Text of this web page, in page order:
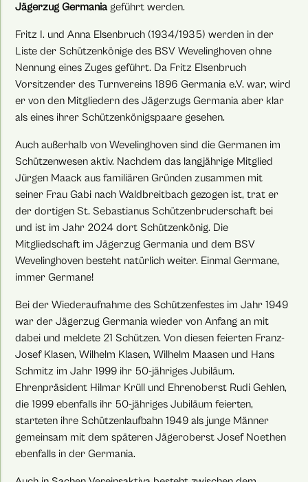
Jägerzug Germania geführt werden.
Fritz I. und Anna Elsenbruch (1934/1935) werden in der
Liste der Schützenkönige des BSV Wevelinghoven ohne
Nennung eines Zuges geführt. Da Fritz Elsenbruch
Vorsitzender des Turnvereins 1896 Germania e.V. war, wird
er von den Mitgliedern des Jägerzugs Germania aber klar
als eines ihrer Schützenkönigspaare gesehen.
Auch außerhalb von Wevelinghoven sind die Germanen im
Schützenwesen aktiv. Nachdem das langjährige Mitglied
Jürgen Maack aus familiären Gründen zusammen mit
seiner Frau Gabi nach Waldbreitbach gezogen ist, trat er
der dortigen St. Sebastianus Schützenbruderschaft bei
und ist im Jahr 2024 dort Schützenkönig. Die
Mitgliedschaft im Jägerzug Germania und dem BSV
Wevelinghoven besteht natürlich weiter. Einmal Germane,
immer Germane!
Bei der Wiederaufnahme des Schützenfestes im Jahr 1949
war der Jägerzug Germania wieder von Anfang an mit
dabei und meldete 21 Schützen. Von diesen feierten Franz-
Josef Klasen, Wilhelm Klasen, Wilhelm Maasen und Hans
Schmitz im Jahr 1999 ihr 50-jähriges Jubiläum.
Ehrenpräsident Hilmar Krüll und Ehrenoberst Rudi Gehlen,
die 1999 ebenfalls ihr 50-jähriges Jubiläum feierten,
starteten ihre Schützenlaufbahn 1949 als junge Männer
gemeinsam mit dem späteren Jägeroberst Josef Noethen
ebenfalls in der Germania.